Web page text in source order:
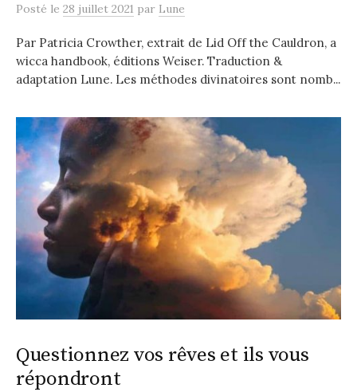
Posté le 28 juillet 2021 par Lune
Par Patricia Crowther, extrait de Lid Off the Cauldron, a
wicca handbook, éditions Weiser. Traduction &
adaptation Lune. Les méthodes divinatoires sont nomb...
Questionnez vos rêves et ils vous
répondront